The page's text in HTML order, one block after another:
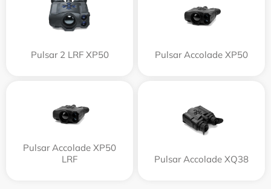
Pulsar 2 LRF XP50 Pulsar Accolade XP50
Pulsar Accolade XP50
LRF
Pulsar Accolade XQ38